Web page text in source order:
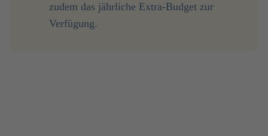
zudem das jährliche Extra-Budget zur
Verfügung.